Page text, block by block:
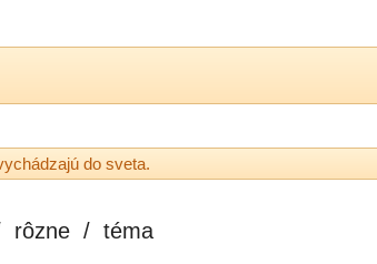
do sveta.
rôzne / téma